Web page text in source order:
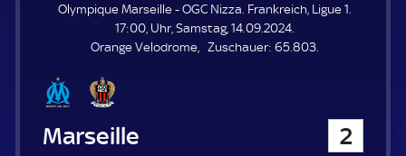
E
L
E
N
Olympique Marseille - OGC Nizza. Frankreich, Ligue 1.
17:00, Uhr, Samstag, 14.09.2024.
Orange Velodrome
Zuschauer: Z
65.803.
Olympique Marseille 2